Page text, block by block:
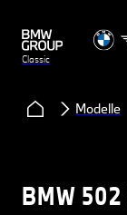
Classic
Modelle
BMW